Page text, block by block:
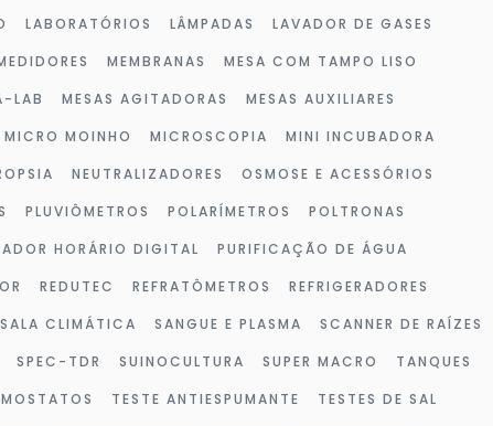
LABORATÓRIOS LÂMPADAS
LAVADOR DE GASES
MEMBRANAS
MESA COM TAMPO LISO
LAB MESAS AGITADORAS
MESAS AUXILIARES
MICRO MOINHO MICROSCOPIA
MINI INCUBADORA
NEUTRALIZADORES
OSMOSE E ACESSÓRIOS
PLUVIÔMETROS POLARÍMETROS
POLTRONAS
HORÁRIO DIGITAL
PURIFICAÇÃO DE ÁGUA
REDUTEC REFRATÔMETROS
REFRIGERADORES
SALA CLIMÁTICA SANGUE E PLASMA
SCANNER DE RAÍZES
SPEC-TDR SUINOCULTURA SUPER MACRO
TANQUES
TESTE ANTIESPUMANTE
TESTES DE SAL